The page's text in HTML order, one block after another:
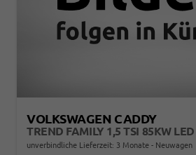
VOLKSWAGEN CADDY
TREND FAMILY 1,5 TSI 85KW
unverbindliche Lieferzeit: 3 Monate Neuwagen